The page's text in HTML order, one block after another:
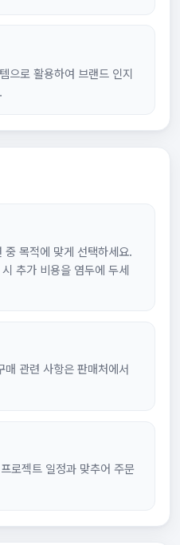
으로 활용하여 브랜드 인지
목적에 맞게 선택하세요.
추가 비용을 염두에 두세
관련 사항은 판매처에서
로젝트 일정과 맞추어 주문